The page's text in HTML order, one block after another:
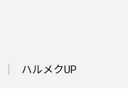
ハルメクUP